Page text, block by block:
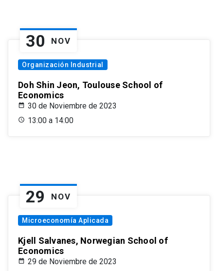
30 NOV
Organización Industrial
Doh Shin Jeon, Toulouse School of
Economics
30 de Noviembre de 2023
13:00 a 14:00
29 NOV
Microeconomía Aplicada
Kjell Salvanes, Norwegian School of
Economics
29 de Noviembre de 2023